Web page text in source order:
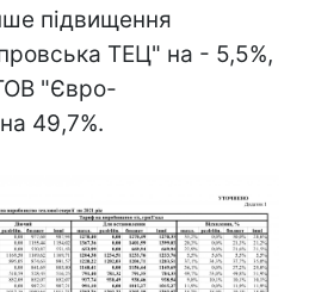
підвищення
ТЕЦ" на - 5,5%,
"Євро-
49,7%.